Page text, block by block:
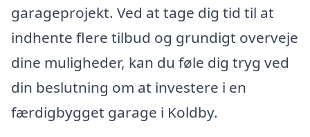
garageprojekt. Ved at tage dig tid til at
indhente flere tilbud og grundigt overveje
dine muligheder, kan du føle dig tryg ved
din beslutning om at investere i en
færdigbygget garage i Koldby.